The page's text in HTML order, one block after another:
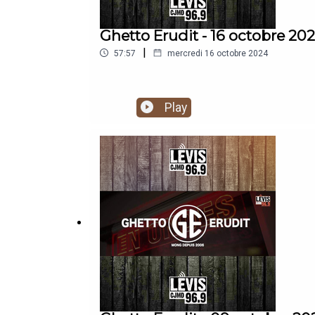
Ghetto Erudit - 16 octobre
57:57 | mercredi 16 octobre 2024
Play